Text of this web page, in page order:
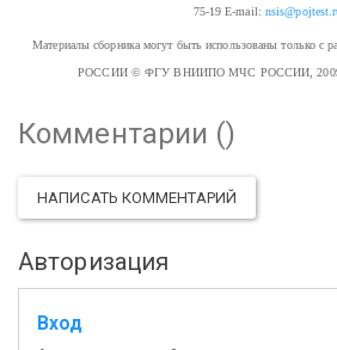
75-19 E-mail:
Материалы сборника могут быть использованы
РОССИИ© ФГУ ВНИИПО МЧС РОССИИ, 2009
Комментарии ()
НАПИСАТЬ КОММЕНТАРИЙ
Авторизация
Вход